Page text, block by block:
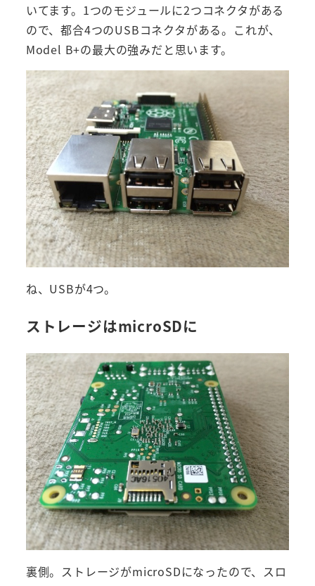
いてます。1つのモジュールに2つコネクタがある
ので、都合4つのUSBコネクタがある。これが、
Model B+の最大の強みだと思います。
ね、USBが4つ。
ストレージはmicroSDに
裏側。ストレージがmicroSDになったので、スロ